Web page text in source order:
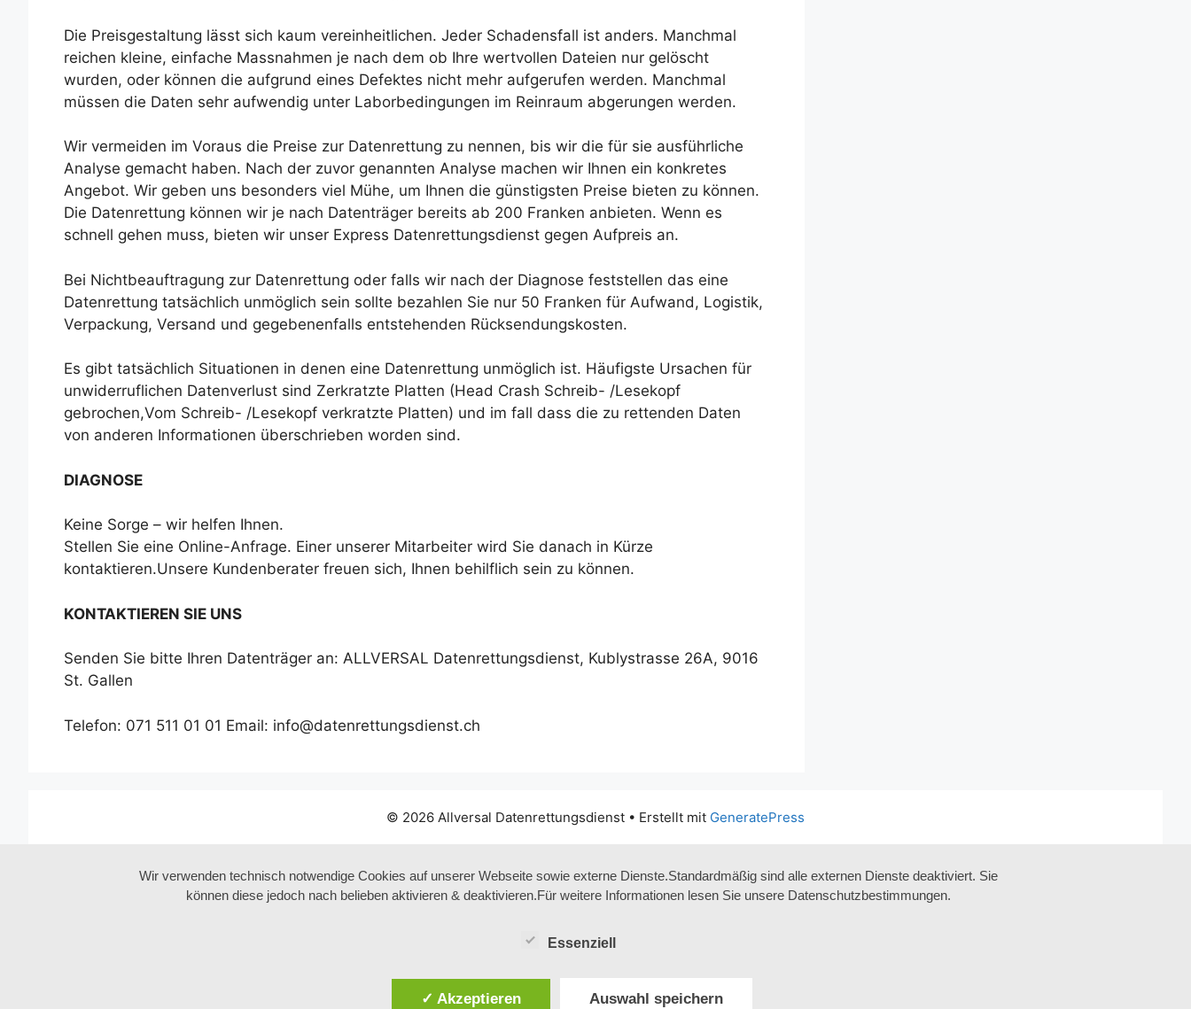
Die Preisgestaltung lässt sich kaum vereinheitlichen. Jeder Schadensfall ist anders. Manchmal
reichen kleine, einfache Massnahmen je nach dem ob Ihre wertvollen Dateien nur gelöscht
wurden, oder können die aufgrund eines Defektes nicht mehr aufgerufen werden. Manchmal
müssen die Daten sehr aufwendig unter Laborbedingungen im Reinraum abgerungen werden.
Wir vermeiden im Voraus die Preise zur Datenrettung zu nennen, bis wir die für sie ausführliche
Analyse gemacht haben. Nach der zuvor genannten Analyse machen wir Ihnen ein konkretes
Angebot. Wir geben uns besonders viel Mühe, um Ihnen die günstigsten Preise bieten zu können.
Die Datenrettung können wir je nach Datenträger bereits ab 200 Franken anbieten. Wenn es
schnell gehen muss, bieten wir unser Express Datenrettungsdienst gegen Aufpreis an.
Bei Nichtbeauftragung zur Datenrettung oder falls wir nach der Diagnose feststellen das eine
Datenrettung tatsächlich unmöglich sein sollte bezahlen Sie nur 50 Franken für Aufwand, Logistik,
Verpackung, Versand und gegebenenfalls entstehenden Rücksendungskosten.
Es gibt tatsächlich Situationen in denen eine Datenrettung unmöglich ist. Häufigste Ursachen für
unwiderruflichen Datenverlust sind Zerkratzte Platten (Head Crash Schreib- /Lesekopf
gebrochen,Vom Schreib- /Lesekopf verkratzte Platten) und im fall dass die zu rettenden Daten
von anderen Informationen überschrieben worden sind.
DIAGNOSE
Keine Sorge – wir helfen Ihnen.
Stellen Sie eine Online-Anfrage. Einer unserer Mitarbeiter wird Sie danach in Kürze
kontaktieren.Unsere Kundenberater freuen sich, Ihnen behilflich sein zu können.
KONTAKTIEREN SIE UNS
Senden Sie bitte Ihren Datenträger an: ALLVERSAL Datenrettungsdienst, Kublystrasse 26A, 9016
St. Gallen
Telefon: 071 511 01 01 Email: info@datenrettungsdienst.ch
© 2026 Allversal Datenrettungsdienst • Erstellt mit GeneratePress
Wir verwenden technisch notwendige Cookies auf unserer Webseite sowie externe Dienste.Standardmäßig sind alle externen Dienste deaktiviert. Sie
können diese jedoch nach belieben aktivieren & deaktivieren.Für weitere Informationen lesen Sie unsere Datenschutzbestimmungen.
Essenziell
✓ Akzeptieren Auswahl speichern